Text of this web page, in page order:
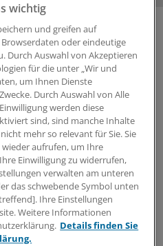
Wirtschaftsrat der
der
von Pflegeimmobilien
Erhalt der pflegerischen
Wirtschaftsrat fest.
bremsten die Träger aus.
vielen Stellen.
wichtig
und greifen auf
oder eindeutige
Durch Auswahl von Akzeptieren
für die unter „Wir und
um Ihnen Dienste
Durch Auswahl von Alle
werden diese
sind, sind manche Inhalte
mehr so relevant für Sie. Sie
aufrufen, um Ihre
Einwilligung zu widerrufen,
verwalten am unteren
das schwebende Symbol unten
Ihre Einstellungen
Weitere Informationen
Details finden Sie